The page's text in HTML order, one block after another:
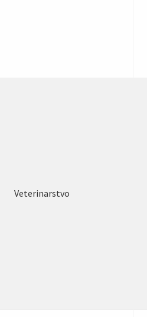
Veterinarstvo